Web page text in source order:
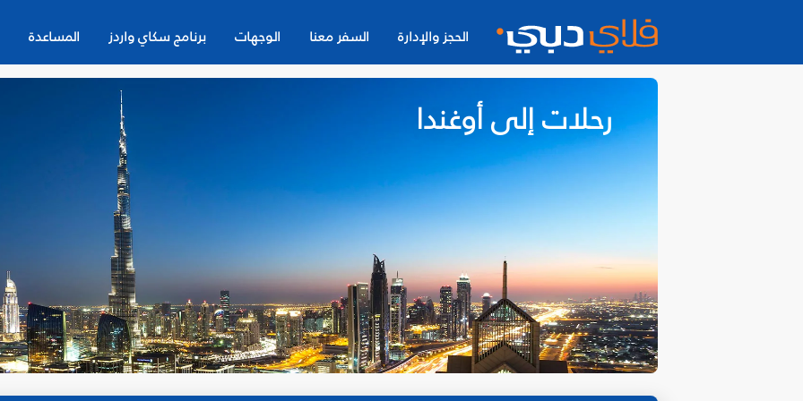
الحجز والإدارة السفر معنا الوجهات برنامج سكاي واردز المساعدة
رحلات إلى أوغندا